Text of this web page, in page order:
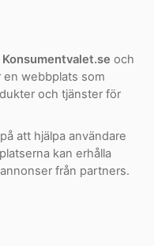
Konsumentvalet.se och
en webbplats som
och tjänster för
att hjälpa användare
kan erhålla
från partners.